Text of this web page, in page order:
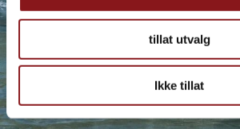
tillat utvalg
Ikke tillat